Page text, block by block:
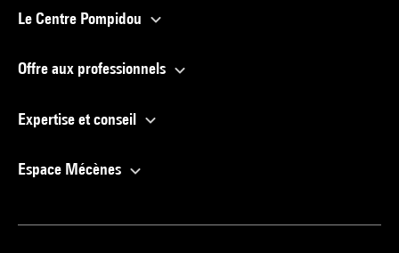
Le Centre Pompidou
Offre aux professionnels
Expertise et conseil
Espace Mécènes